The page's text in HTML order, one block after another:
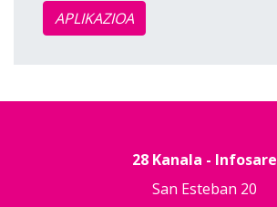
APLIKAZIOA
28 Kanala - Infosare
San Esteban 20